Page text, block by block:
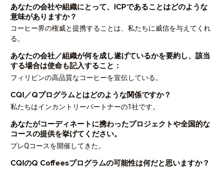
あなたの会社や組織にとって、ICPであることはどのような
意味がありますか？
コーヒー界の権威と提携することは、私たちに威信を与えてくれ
る。
あなたの会社／組織が何を成し遂げているかを要約し、該当
する場合は使命も記入すること：
フィリピンの高品質なコーヒーを宣伝している。
CQI／Qプログラムとはどのような関係ですか？
私たちはインカントリーパートナーの1社です。
あなたがコーディネートに携わったプロジェクトや全国的な
コースの提供を挙げてください。
プレQコースを開催してきた。
CQIのQ Coffeesプログラムの可能性は何だと思いますか？